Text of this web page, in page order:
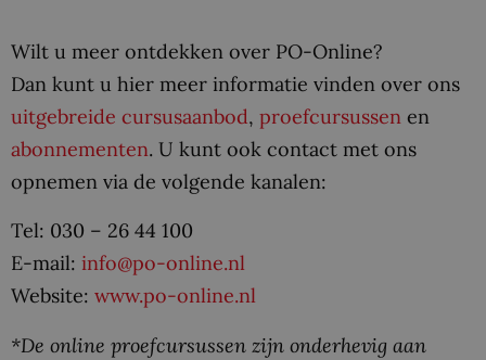
Wilt u meer ontdekken over PO-Online?
Dan kunt u hier meer informatie vinden over ons
uitgebreide cursusaanbod, proefcursussen en
abonnementen. U kunt ook contact met ons
opnemen via de volgende kanalen:
Tel: 030 – 26 44 100
E-mail: info@po-online.nl
Website: www.po-online.nl
*De online proefcursussen zijn onderhevig aan